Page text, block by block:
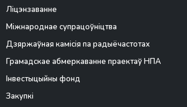
Ліцэнзаванне
Міжнароднае супрацоўніцтва
Дзяржаўная камісія па радыёчастотах
Грамадскае абмеркаванне праектаў НПА
Інвестыцыйны фонд
Закупкі